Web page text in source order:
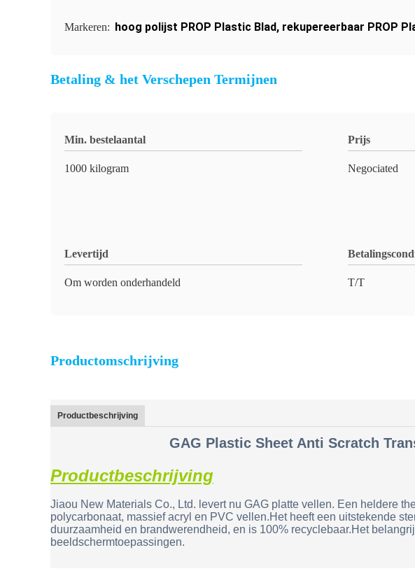
Markeren: hoog polijst PROP Plastic Blad, rekupereerbaar PROP
Betaling & het Verschepen Termijnen
Min. bestelaantal
1000 kilogram
Prijs
Negociated
Levertijd
Om worden onderhandeld T/T
Productomschrijving
Productbeschrijving
GAG Plastic Sheet Anti Scratch
Productbeschrijving
Jiaou New Materials Co., Ltd. levert nu GAG platte vellen. Een heldere
polycarbonaat, massief acryl en PVC vellen.Het heeft een uitstekende
duurzaamheid en brandwerendheid, en is 100% recyclebaar.Het
beeldschermtoepassingen.